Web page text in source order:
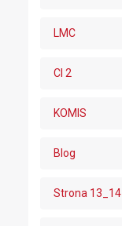
LMC
CI 2
KOMIS
Blog
Strona 13_14